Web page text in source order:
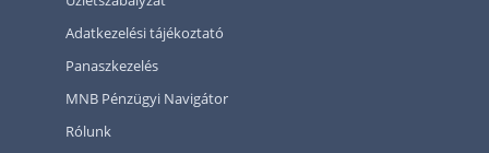
Adatkezelési tájékoztató
Panaszkezelés
MNB Pénzügyi Navigátor
Rólunk